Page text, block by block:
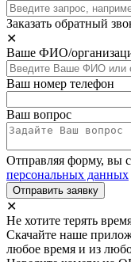
Заказать обратный
✕
Ваше ФИО/
Ваш номер телефон
Ваш вопрос
Отправляя форму, вы
персональных данных
Отправить заявку
✕
Не хотите терять
Скачайте наше
любое время и из